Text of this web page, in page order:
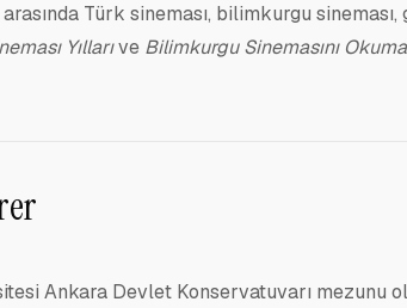
Türk sineması, bilimkurgu
Yıllarıve Bilimkurgu Sinemasını
Ankara Devlet Konservatuvarı mezunu